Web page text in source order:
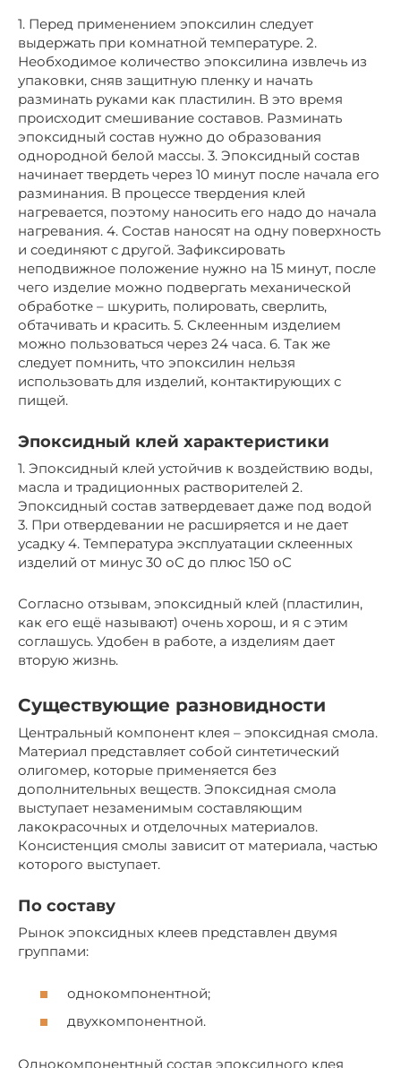
1. Перед применением эпоксилин следует
выдержать при комнатной температуре. 2.
Необходимое количество эпоксилина извлечь из
упаковки, сняв защитную пленку и начать
разминать руками как пластилин. В это время
происходит смешивание составов. Разминать
эпоксидный состав нужно до образования
однородной белой массы. 3. Эпоксидный состав
начинает твердеть через 10 минут после начала его
разминания. В процессе твердения клей
нагревается, поэтому наносить его надо до начала
нагревания. 4. Состав наносят на одну поверхность
и соединяют с другой. Зафиксировать
неподвижное положение нужно на 15 минут, после
чего изделие можно подвергать механической
обработке – шкурить, полировать, сверлить,
обтачивать и красить. 5. Склеенным изделием
можно пользоваться через 24 часа. 6. Так же
следует помнить, что эпоксилин нельзя
использовать для изделий, контактирующих с
пищей.
Эпоксидный клей характеристики
1. Эпоксидный клей устойчив к воздействию воды,
масла и традиционных растворителей 2.
Эпоксидный состав затвердевает даже под водой
3. При отвердевании не расширяется и не дает
усадку 4. Температура эксплуатации склеенных
изделий от минус 30 оС до плюс 150 оС
Согласно отзывам, эпоксидный клей (пластилин,
как его ещё называют) очень хорош, и я с этим
соглашусь. Удобен в работе, а изделиям дает
вторую жизнь.
Существующие разновидности
Центральный компонент клея – эпоксидная смола.
Материал представляет собой синтетический
олигомер, которые применяется без
дополнительных веществ. Эпоксидная смола
выступает незаменимым составляющим
лакокрасочных и отделочных материалов.
Консистенция смолы зависит от материала, частью
которого выступает.
По составу
Рынок эпоксидных клеев представлен двумя
группами:
однокомпонентной;
двухкомпонентной.
Однокомпонентный состав эпоксидного клея